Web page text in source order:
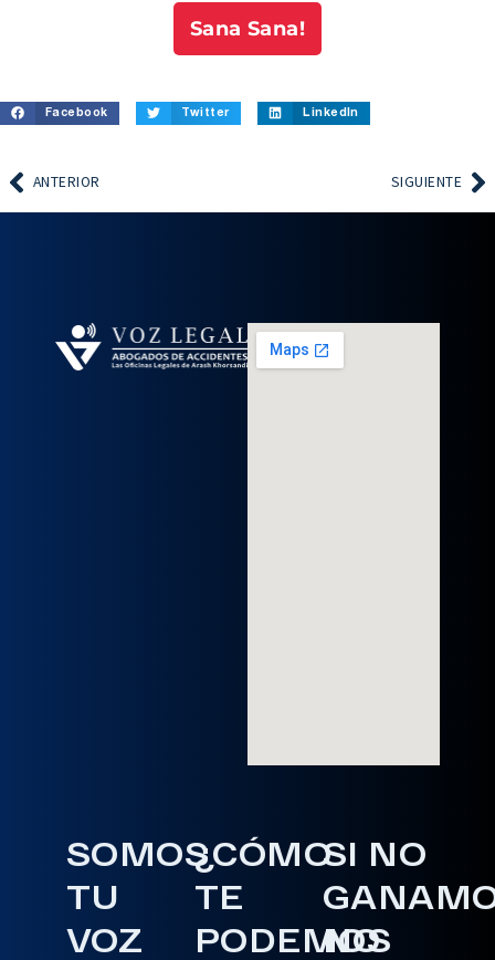
Sana Sana!
Facebook Twitter LinkedIn
ANTERIOR SIGUIENTE
SOMOS
TU
VOZ
¿CÓMO
TE
PODEMOS
SI NO
NO